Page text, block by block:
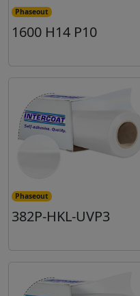
Phaseout
1600 H14 P10
Phaseout
382P-HKL-UVP3